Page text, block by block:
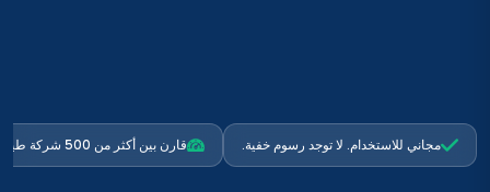
مجاني للاستخدام. لا توجد رسوم خفية. قارن بين أكثر من 500 شركة طيران